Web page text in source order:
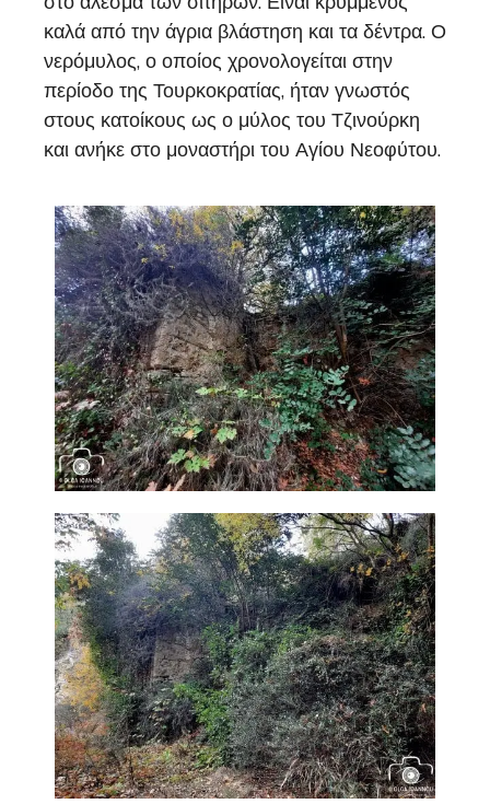
καλά από την άγρια βλάστηση και τα δέντρα. Ο
νερόμυλος, ο οποίος χρονολογείται στην
περίοδο της Τουρκοκρατίας, ήταν γνωστός
στους κατοίκους ως ο μύλος του Τζινούρκη
και ανήκε στο μοναστήρι του Αγίου Νεοφύτου.